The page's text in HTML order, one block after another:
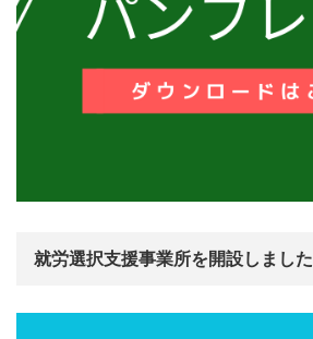
就労選択支援事業所を開設しました